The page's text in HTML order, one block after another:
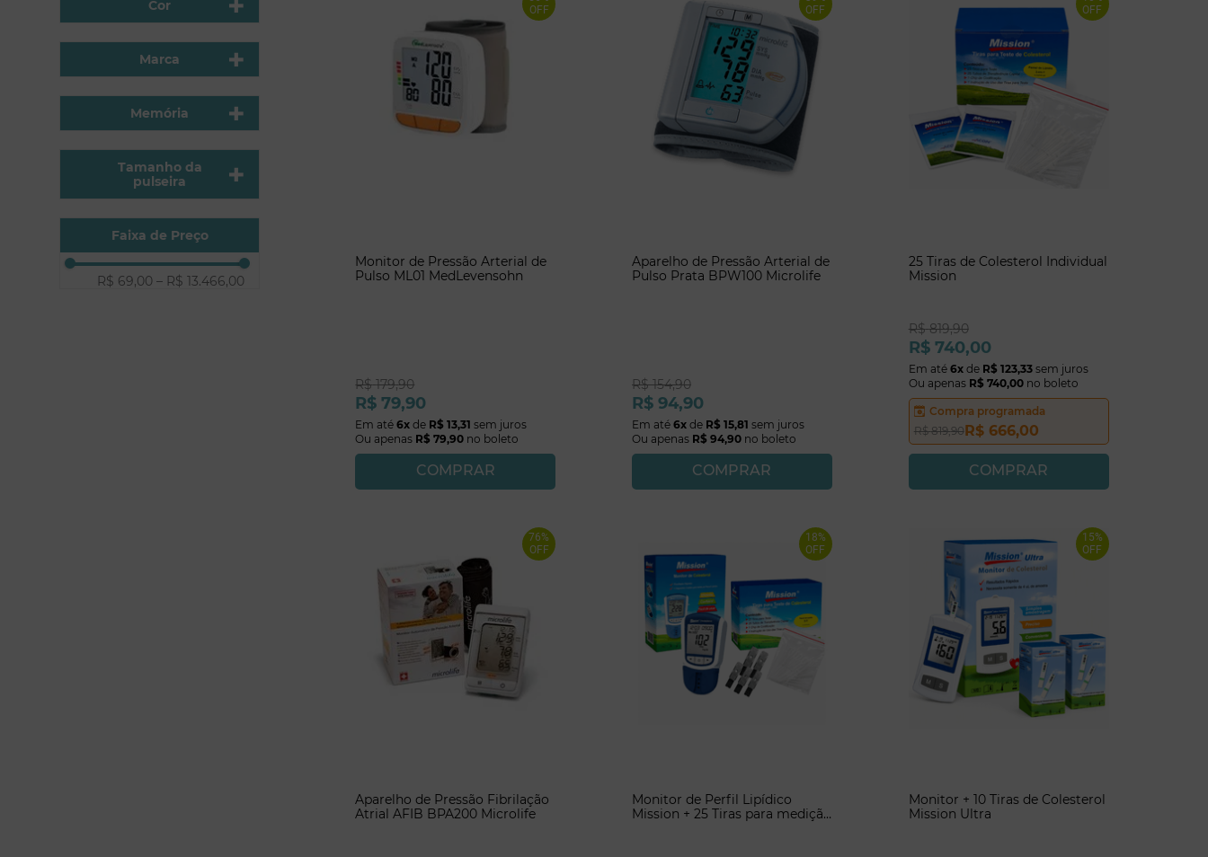
Medidor de colesterol
Kit para medir colesterol
Tiras de teste colesterol
Cor
Não aplicável
Azul
Marca
Microlife
MedLevensohn
Memória
200 resultados
200 medições
Tamanho da
pulseira
13,5 - 21,5 cm
Faixa de Preço
R$ 69,00 – R$ 13.466,00
OFF
Monitor de Pressão Arterial de
Pulso ML01 MedLevensohn
R$ 179,90
R$ 79,90
Em até6x de R$ 13,31 sem juros
Ou apenas R$ 79,90 no boleto
COMPRAR
OFF
Aparelho de Pressão Arterial de
Pulso Prata BPW100 Microlife
R$ 154,90
R$ 94,90
Em até 6xde R$ 15,81 sem juros
Ou apenas R$ 94,90no boleto
COMPRAR
OFF
25 Tiras de Colesterol Individual
Mission
R$ 819,90
R$ 740,00
Em até 6xde R$ 123,33sem juros
Ou apenas R$ 740,00no boleto
Compra programada
R$ 819,90R$ 666,00
COMPRAR
76%
OFF
Aparelho de Pressão Fibrilação
Atrial AFIB BPA200 Microlife
18%
OFF
Monitor de Perfil Lipídico
Mission + 25 Tiras para medição
15%
OFF
Monitor + 10 Tiras de Colesterol
Mission Ultra